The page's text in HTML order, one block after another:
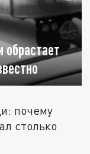
обрастает
почему
столько